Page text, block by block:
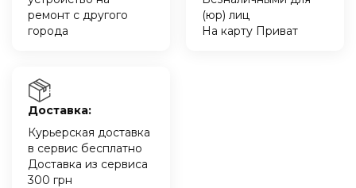
ремонт с другого
города
(юр) лиц
На карту Приват
Доставка:
Курьерская доставка
в сервис бесплатно
Доставка из сервиса
300 грн